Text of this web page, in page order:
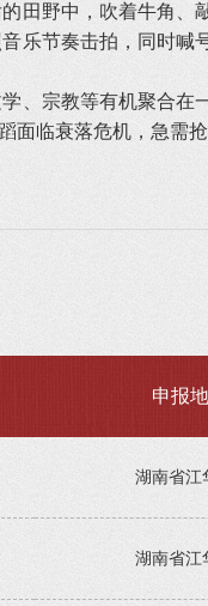
田野中，吹着牛角、
乐节奏击拍，同时喊
、宗教等有机聚合在
临衰落危机，急需抢
申报
湖南省江
湖南省江